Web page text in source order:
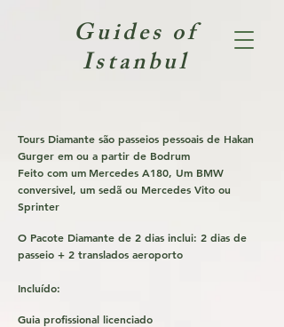
Guides of
Istanbul
Tours Diamante são passeios pessoais de Hakan
Gurger em ou a partir de Bodrum
Feito com um Mercedes A180, Um BMW
conversivel, um sedã ou Mercedes Vito ou
Sprinter
O Pacote Diamante de 2 dias inclui: 2 dias de
passeio + 2 translados aeroporto
Incluído:
Guia profissional licenciado